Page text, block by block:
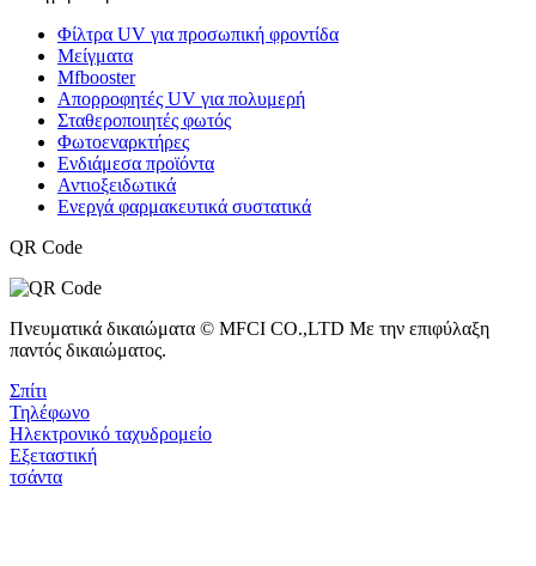
Φίλτρα UV για προσωπική φροντίδα
Μείγματα
Mfbooster
Απορροφητές UV για πολυμερή
Σταθεροποιητές φωτός
Φωτοεναρκτήρες
Ενδιάμεσα προϊόντα
Αντιοξειδωτικά
Ενεργά φαρμακευτικά συστατικά
QR Code
Πνευματικά δικαιώματα © MFCI CO.,LTD Με την επιφύλαξη
παντός δικαιώματος.
Σπίτι
Τηλέφωνο
Ηλεκτρονικό ταχυδρομείο
Εξεταστική
τσάντα